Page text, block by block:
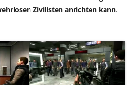
Zivilisten anrichten kann.